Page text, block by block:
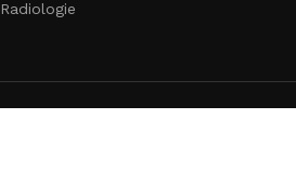
Radiologie